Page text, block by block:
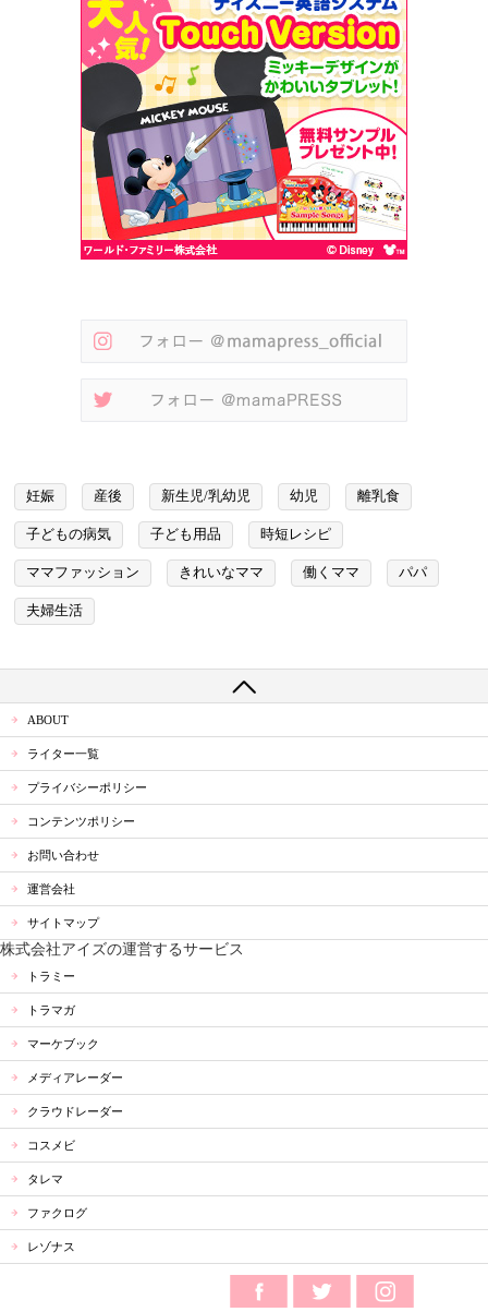
妊娠 産後 新生児/乳幼児 幼児 離乳食
子どもの病気 子ども用品 時短レシピ
ママファッション きれいなママ 働くママ パパ
夫婦生活
ABOUT
ライター一覧
プライバシーポリシー
コンテンツポリシー
お問い合わせ
運営会社
サイトマップ
株式会社アイズの運営するサービス
トラミー
トラマガ
マーケブック
メディアレーダー
クラウドレーダー
コスメビ
タレマ
ファクログ
レゾナス